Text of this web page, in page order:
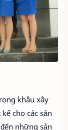
khâu xây
cho các sản
những sản